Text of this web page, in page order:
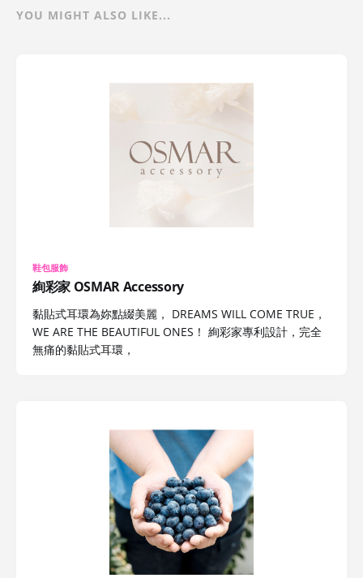
YOU MIGHT ALSO LIKE...
鞋包服飾
絢彩家 OSMAR Accessory
黏貼式耳環為妳點綴美麗， DREAMS WILL COME TRUE，
WE ARE THE BEAUTIFUL ONES！ 絢彩家專利設計，完全
無痛的黏貼式耳環，